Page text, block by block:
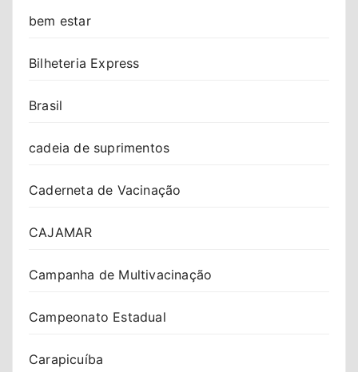
bem estar
Bilheteria Express
Brasil
cadeia de suprimentos
Caderneta de Vacinação
CAJAMAR
Campanha de Multivacinação
Campeonato Estadual
Carapicuíba